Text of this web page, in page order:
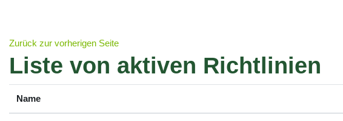
Zurück zur vorherigen Seite
Liste von aktiven Richtlinien
Name